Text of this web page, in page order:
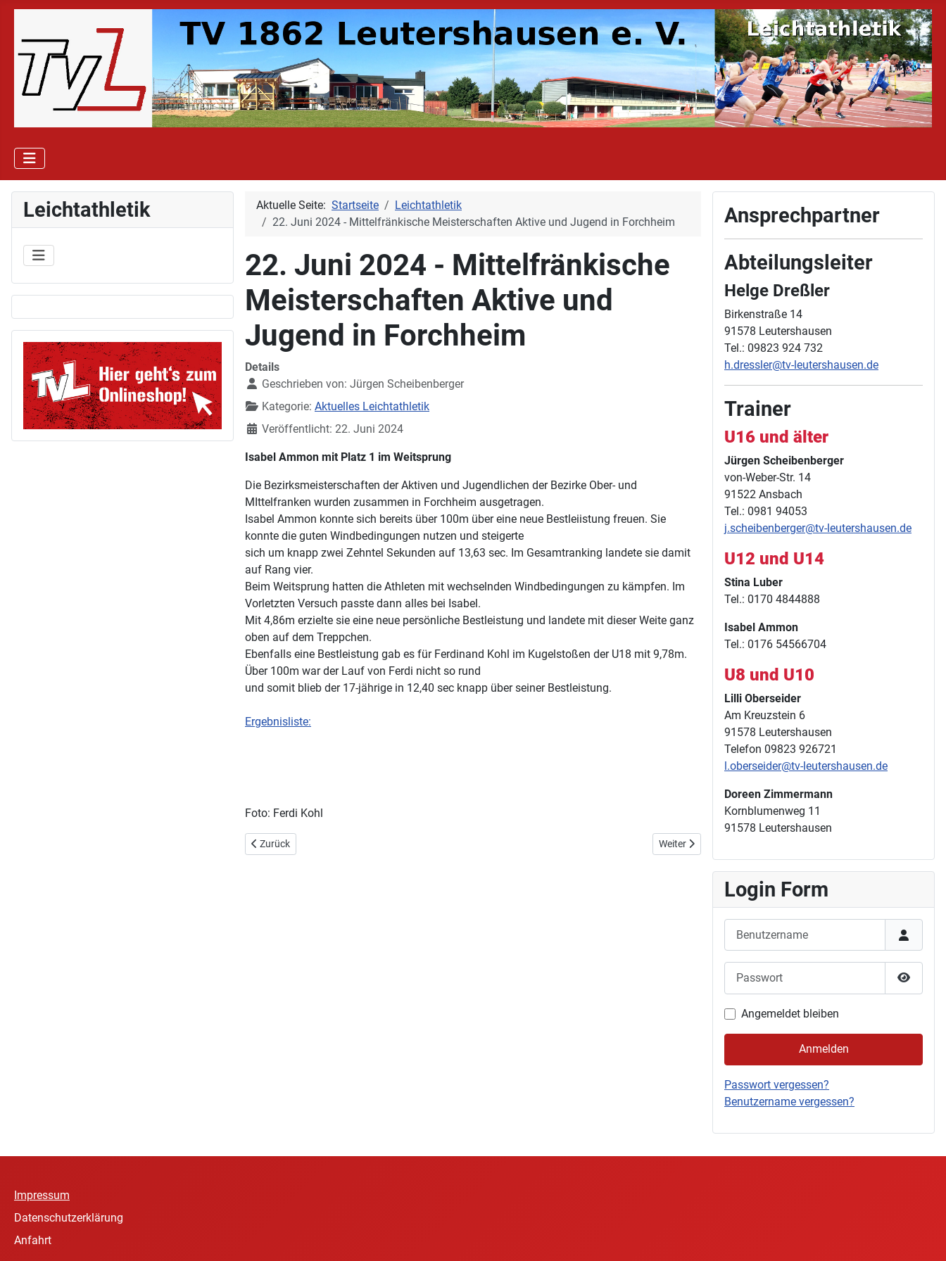
Leichtathletik Aktuelle Seite: Startseite
Leichtathletik
22. Juni 2024 - Mittelfränkische Meisterschaften Aktive und Jugend in Forchheim
22. Juni 2024 - Mittelfränkische
Meisterschaften Aktive und
Jugend in Forchheim
Details
Geschrieben von: Jürgen Scheibenberger
Kategorie: Aktuelles Leichtathletik
Veröffentlicht: 22. Juni 2024
Isabel Ammon mit Platz 1 im Weitsprung
Die Bezirksmeisterschaften der Aktiven und Jugendlichen der Bezirke Ober- und
MIttelfranken wurden zusammen in Forchheim ausgetragen.
Isabel Ammon konnte sich bereits über 100m über eine neue Bestleiistung freuen. Sie
konnte die guten Windbedingungen nutzen und steigerte
sich um knapp zwei Zehntel Sekunden auf 13,63 sec. Im Gesamtranking landete sie damit
auf Rang vier.
Beim Weitsprung hatten die Athleten mit wechselnden Windbedingungen zu kämpfen. Im
Vorletzten Versuch passte dann alles bei Isabel.
Mit 4,86m erzielte sie eine neue persönliche Bestleistung und landete mit dieser Weite ganz
oben auf dem Treppchen.
Ebenfalls eine Bestleistung gab es für Ferdinand Kohl im Kugelstoßen der U18 mit 9,78m.
Über 100m war der Lauf von Ferdi nicht so rund
und somit blieb der 17-jährige in 12,40 sec knapp über seiner Bestleistung.
Ergebnisliste:
Foto: Ferdi Kohl
Vorheriger Beitrag: 22. Juni 2024 - Süddeutsche U23 Meisterschaften in Koblenz
Zurück Nächster Beitrag: 14. bis 16. Juni German Masters in Erding
Weiter
Ansprechpartner
Abteilungsleiter
Helge Dreßler
Birkenstraße 14
91578 Leutershausen
Tel.: 09823 924 732
h.dressler@tv-leutershausen.de
Trainer
U16 und älter
Jürgen Scheibenberger
von-Weber-Str. 14
91522 Ansbach
Tel.: 0981 94053
j.scheibenberger@tv-leutershausen.de
U12 und U14
Stina Luber
Tel.: 0170 4844888
Isabel Ammon
Tel.: 0176 54566704
U8 und U10
Lilli Oberseider
Am Kreuzstein 6
91578 Leutershausen
Telefon 09823 926721
l.oberseider@tv-leutershausen.de
Doreen Zimmermann
Kornblumenweg 11
91578 Leutershausen
Login Form
Angemeldet bleiben
Anmelden
Passwort vergessen?
Benutzername vergessen?
Impressum
Datenschutzerklärung
Anfahrt